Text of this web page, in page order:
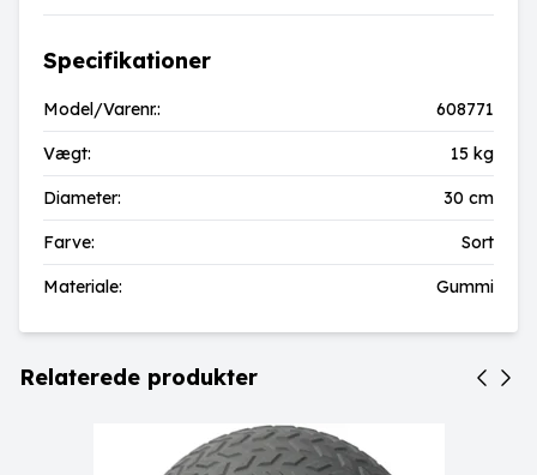
Specifikationer
Model/Varenr.: 608771
Vægt: 15 kg
Diameter: 30 cm
Farve: Sort
Materiale: Gummi
Relaterede produkter